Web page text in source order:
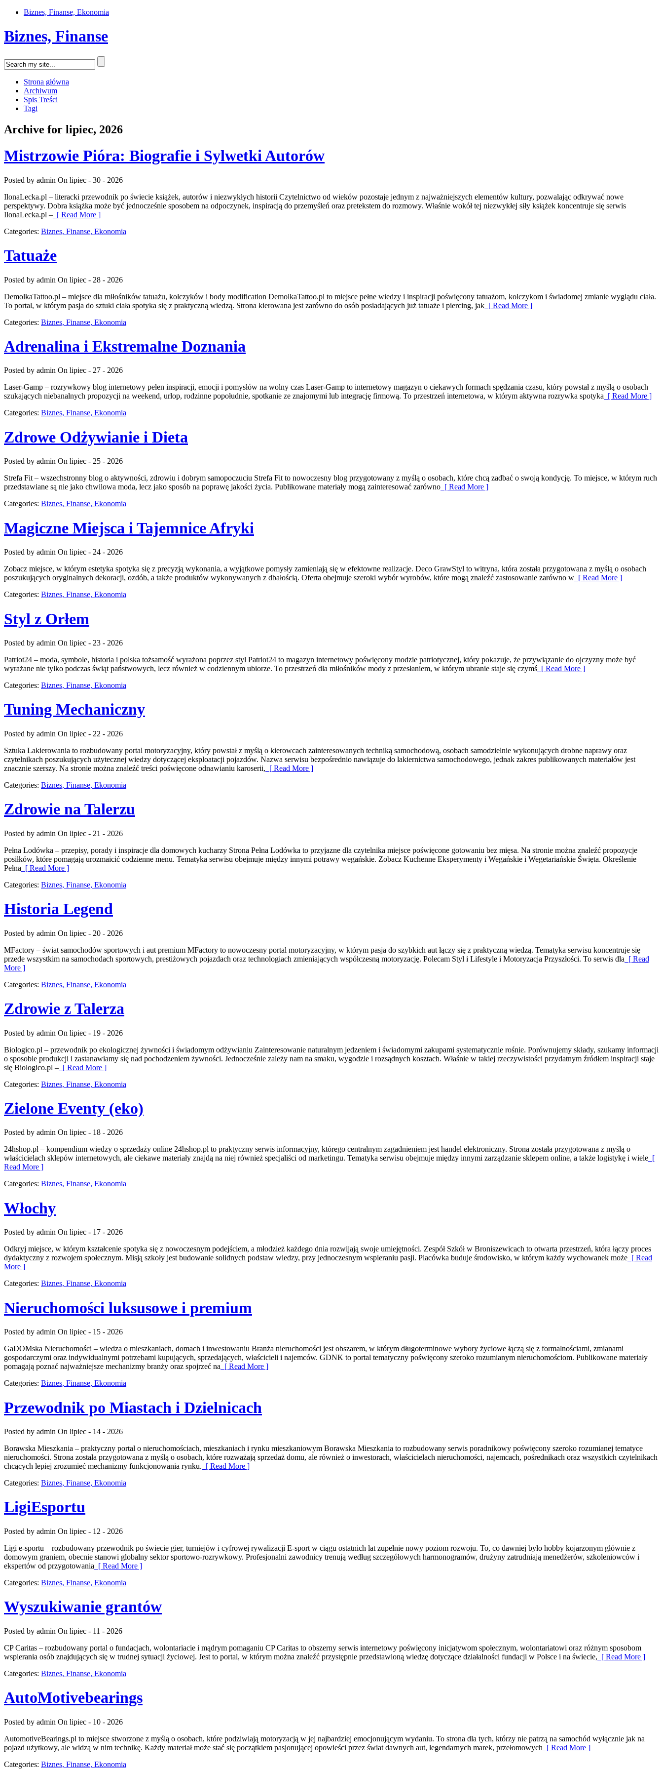
Biznes, Finanse, Ekonomia
Biznes, Finanse
Strona główna
Archiwum
Spis Treści
Tagi
Archive for lipiec, 2026
Mistrzowie Pióra: Biografie i Sylwetki Autorów
Posted by admin On lipiec - 30 - 2026
IlonaLecka.pl – literacki przewodnik po świecie książek, autorów i niezwykłych historii Czytelnictwo od wieków pozostaje jednym z najważniejszych elementów kultury, pozwalając odkrywać nowe
perspektywy. Dobra książka może być jednocześnie sposobem na odpoczynek, inspiracją do przemyśleń oraz pretekstem do rozmowy. Właśnie wokół tej niezwykłej siły książek koncentruje się serwis
IlonaLecka.pl – [ Read More ]
Categories: Biznes, Finanse, Ekonomia
Tatuaże
Posted by admin On lipiec - 28 - 2026
DemolkaTattoo.pl – miejsce dla miłośników tatuażu, kolczyków i body modification DemolkaTattoo.pl to miejsce pełne wiedzy i inspiracji poświęcony tatuażom, kolczykom i świadomej zmianie wyglądu ciała.
To portal, w którym pasja do sztuki ciała spotyka się z praktyczną wiedzą. Strona kierowana jest zarówno do osób posiadających już tatuaże i piercing, jak [ Read More ]
Categories: Biznes, Finanse, Ekonomia
Adrenalina i Ekstremalne Doznania
Posted by admin On lipiec - 27 - 2026
Laser-Gamp – rozrywkowy blog internetowy pełen inspiracji, emocji i pomysłów na wolny czas Laser-Gamp to internetowy magazyn o ciekawych formach spędzania czasu, który powstał z myślą o osobach
szukających niebanalnych propozycji na weekend, urlop, rodzinne popołudnie, spotkanie ze znajomymi lub integrację firmową. To przestrzeń internetowa, w którym aktywna rozrywka spotyka [ Read More ]
Categories: Biznes, Finanse, Ekonomia
Zdrowe Odżywianie i Dieta
Posted by admin On lipiec - 25 - 2026
Strefa Fit – wszechstronny blog o aktywności, zdrowiu i dobrym samopoczuciu Strefa Fit to nowoczesny blog przygotowany z myślą o osobach, które chcą zadbać o swoją kondycję. To miejsce, w którym ruch
przedstawiane są nie jako chwilowa moda, lecz jako sposób na poprawę jakości życia. Publikowane materiały mogą zainteresować zarówno [ Read More ]
Categories: Biznes, Finanse, Ekonomia
Magiczne Miejsca i Tajemnice Afryki
Posted by admin On lipiec - 24 - 2026
Zobacz miejsce, w którym estetyka spotyka się z precyzją wykonania, a wyjątkowe pomysły zamieniają się w efektowne realizacje. Deco GrawStyl to witryna, która została przygotowana z myślą o osobach
poszukujących oryginalnych dekoracji, ozdób, a także produktów wykonywanych z dbałością. Oferta obejmuje szeroki wybór wyrobów, które mogą znaleźć zastosowanie zarówno w [ Read More ]
Categories: Biznes, Finanse, Ekonomia
Styl z Orłem
Posted by admin On lipiec - 23 - 2026
Patriot24 – moda, symbole, historia i polska tożsamość wyrażona poprzez styl Patriot24 to magazyn internetowy poświęcony modzie patriotycznej, który pokazuje, że przywiązanie do ojczyzny może być
wyrażane nie tylko podczas świąt państwowych, lecz również w codziennym ubiorze. To przestrzeń dla miłośników mody z przesłaniem, w którym ubranie staje się czymś [ Read More ]
Categories: Biznes, Finanse, Ekonomia
Tuning Mechaniczny
Posted by admin On lipiec - 22 - 2026
Sztuka Lakierowania to rozbudowany portal motoryzacyjny, który powstał z myślą o kierowcach zainteresowanych techniką samochodową, osobach samodzielnie wykonujących drobne naprawy oraz
czytelnikach poszukujących użytecznej wiedzy dotyczącej eksploatacji pojazdów. Nazwa serwisu bezpośrednio nawiązuje do lakiernictwa samochodowego, jednak zakres publikowanych materiałów jest
znacznie szerszy. Na stronie można znaleźć treści poświęcone odnawianiu karoserii, [ Read More ]
Categories: Biznes, Finanse, Ekonomia
Zdrowie na Talerzu
Posted by admin On lipiec - 21 - 2026
Pełna Lodówka – przepisy, porady i inspiracje dla domowych kucharzy Strona Pełna Lodówka to przyjazne dla czytelnika miejsce poświęcone gotowaniu bez mięsa. Na stronie można znaleźć propozycje
posiłków, które pomagają urozmaicić codzienne menu. Tematyka serwisu obejmuje między innymi potrawy wegańskie. Zobacz Kuchenne Eksperymenty i Wegańskie i Wegetariańskie Święta. Określenie
Pełna [ Read More ]
Categories: Biznes, Finanse, Ekonomia
Historia Legend
Posted by admin On lipiec - 20 - 2026
MFactory – świat samochodów sportowych i aut premium MFactory to nowoczesny portal motoryzacyjny, w którym pasja do szybkich aut łączy się z praktyczną wiedzą. Tematyka serwisu koncentruje się
przede wszystkim na samochodach sportowych, prestiżowych pojazdach oraz technologiach zmieniających współczesną motoryzację. Polecam Styl i Lifestyle i Motoryzacja Przyszłości. To serwis dla [ Read
More ]
Categories: Biznes, Finanse, Ekonomia
Zdrowie z Talerza
Posted by admin On lipiec - 19 - 2026
Biologico.pl – przewodnik po ekologicznej żywności i świadomym odżywianiu Zainteresowanie naturalnym jedzeniem i świadomymi zakupami systematycznie rośnie. Porównujemy składy, szukamy informacji
o sposobie produkcji i zastanawiamy się nad pochodzeniem żywności. Jednocześnie zależy nam na smaku, wygodzie i rozsądnych kosztach. Właśnie w takiej rzeczywistości przydatnym źródłem inspiracji staje
się Biologico.pl – [ Read More ]
Categories: Biznes, Finanse, Ekonomia
Zielone Eventy (eko)
Posted by admin On lipiec - 18 - 2026
24hshop.pl – kompendium wiedzy o sprzedaży online 24hshop.pl to praktyczny serwis informacyjny, którego centralnym zagadnieniem jest handel elektroniczny. Strona została przygotowana z myślą o
właścicielach sklepów internetowych, ale ciekawe materiały znajdą na niej również specjaliści od marketingu. Tematyka serwisu obejmuje między innymi zarządzanie sklepem online, a także logistykę i wiele [
Read More ]
Categories: Biznes, Finanse, Ekonomia
Włochy
Posted by admin On lipiec - 17 - 2026
Odkryj miejsce, w którym kształcenie spotyka się z nowoczesnym podejściem, a młodzież każdego dnia rozwijają swoje umiejętności. Zespół Szkół w Broniszewicach to otwarta przestrzeń, która łączy proces
dydaktyczny z rozwojem społecznym. Misją szkoły jest budowanie solidnych podstaw wiedzy, przy jednoczesnym wspieraniu pasji. Placówka buduje środowisko, w którym każdy wychowanek może [ Read
More ]
Categories: Biznes, Finanse, Ekonomia
Nieruchomości luksusowe i premium
Posted by admin On lipiec - 15 - 2026
GaDOMska Nieruchomości – wiedza o mieszkaniach, domach i inwestowaniu Branża nieruchomości jest obszarem, w którym długoterminowe wybory życiowe łączą się z formalnościami, zmianami
gospodarczymi oraz indywidualnymi potrzebami kupujących, sprzedających, właścicieli i najemców. GDNK to portal tematyczny poświęcony szeroko rozumianym nieruchomościom. Publikowane materiały
pomagają poznać najważniejsze mechanizmy branży oraz spojrzeć na [ Read More ]
Categories: Biznes, Finanse, Ekonomia
Przewodnik po Miastach i Dzielnicach
Posted by admin On lipiec - 14 - 2026
Borawska Mieszkania – praktyczny portal o nieruchomościach, mieszkaniach i rynku mieszkaniowym Borawska Mieszkania to rozbudowany serwis poradnikowy poświęcony szeroko rozumianej tematyce
nieruchomości. Strona została przygotowana z myślą o osobach, które rozważają sprzedaż domu, ale również o inwestorach, właścicielach nieruchomości, najemcach, pośrednikach oraz wszystkich czytelnikach
chcących lepiej zrozumieć mechanizmy funkcjonowania rynku. [ Read More ]
Categories: Biznes, Finanse, Ekonomia
LigiEsportu
Posted by admin On lipiec - 12 - 2026
Ligi e-sportu – rozbudowany przewodnik po świecie gier, turniejów i cyfrowej rywalizacji E-sport w ciągu ostatnich lat zupełnie nowy poziom rozwoju. To, co dawniej było hobby kojarzonym głównie z
domowym graniem, obecnie stanowi globalny sektor sportowo-rozrywkowy. Profesjonalni zawodnicy trenują według szczegółowych harmonogramów, drużyny zatrudniają menedżerów, szkoleniowców i
ekspertów od przygotowania [ Read More ]
Categories: Biznes, Finanse, Ekonomia
Wyszukiwanie grantów
Posted by admin On lipiec - 11 - 2026
CP Caritas – rozbudowany portal o fundacjach, wolontariacie i mądrym pomaganiu CP Caritas to obszerny serwis internetowy poświęcony inicjatywom społecznym, wolontariatowi oraz różnym sposobom
wspierania osób znajdujących się w trudnej sytuacji życiowej. Jest to portal, w którym można znaleźć przystępnie przedstawioną wiedzę dotyczące działalności fundacji w Polsce i na świecie, [ Read More ]
Categories: Biznes, Finanse, Ekonomia
AutoMotivebearings
Posted by admin On lipiec - 10 - 2026
AutomotiveBearings.pl to miejsce stworzone z myślą o osobach, które podziwiają motoryzacją w jej najbardziej emocjonującym wydaniu. To strona dla tych, którzy nie patrzą na samochód wyłącznie jak na
pojazd użytkowy, ale widzą w nim technikę. Każdy materiał może stać się początkiem pasjonującej opowieści przez świat dawnych aut, legendarnych marek, przełomowych [ Read More ]
Categories: Biznes, Finanse, Ekonomia